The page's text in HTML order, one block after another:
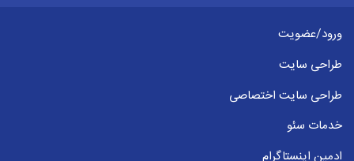
ورود/عضویت
طراحی سایت
طراحی سایت اختصاصی
خدمات سئو
ادمین اینستاگرام